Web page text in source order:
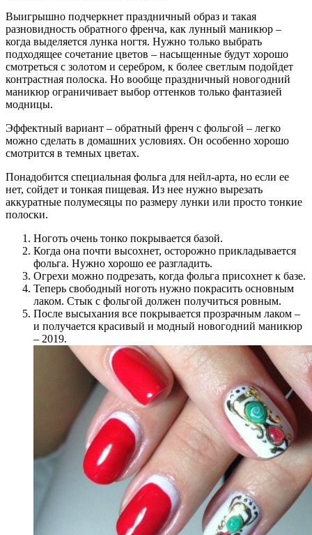
Выигрышно подчеркнет праздничный образ и такая
разновидность обратного френча, как лунный маникюр –
когда выделяется лунка ногтя. Нужно только выбрать
подходящее сочетание цветов – насыщенные будут хорошо
смотреться с золотом и серебром, к более светлым подойдет
контрастная полоска. Но вообще праздничный новогодний
маникюр ограничивает выбор оттенков только фантазией
модницы.
Эффектный вариант – обратный френч с фольгой – легко
можно сделать в домашних условиях. Он особенно хорошо
смотрится в темных цветах.
Понадобится специальная фольга для нейл-арта, но если ее
нет, сойдет и тонкая пищевая. Из нее нужно вырезать
аккуратные полумесяцы по размеру лунки или просто тонкие
полоски.
Ноготь очень тонко покрывается базой.
Когда она почти высохнет, осторожно прикладывается
фольга. Нужно хорошо ее разгладить.
Огрехи можно подрезать, когда фольга присохнет к базе.
Теперь свободный ноготь нужно покрасить основным
лаком. Стык с фольгой должен получиться ровным.
После высыхания все покрывается прозрачным лаком –
и получается красивый и модный новогодний маникюр
– 2019.